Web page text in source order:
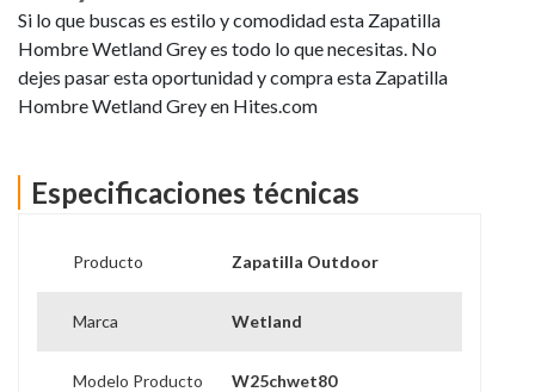
Si lo que buscas es estilo y comodidad esta Zapatilla
Hombre Wetland Grey es todo lo que necesitas. No
dejes pasar esta oportunidad y compra esta Zapatilla
Hombre Wetland Grey en Hites.com
Especificaciones técnicas
Producto Zapatilla Outdoor
Marca Wetland
Modelo Producto W25chwet80